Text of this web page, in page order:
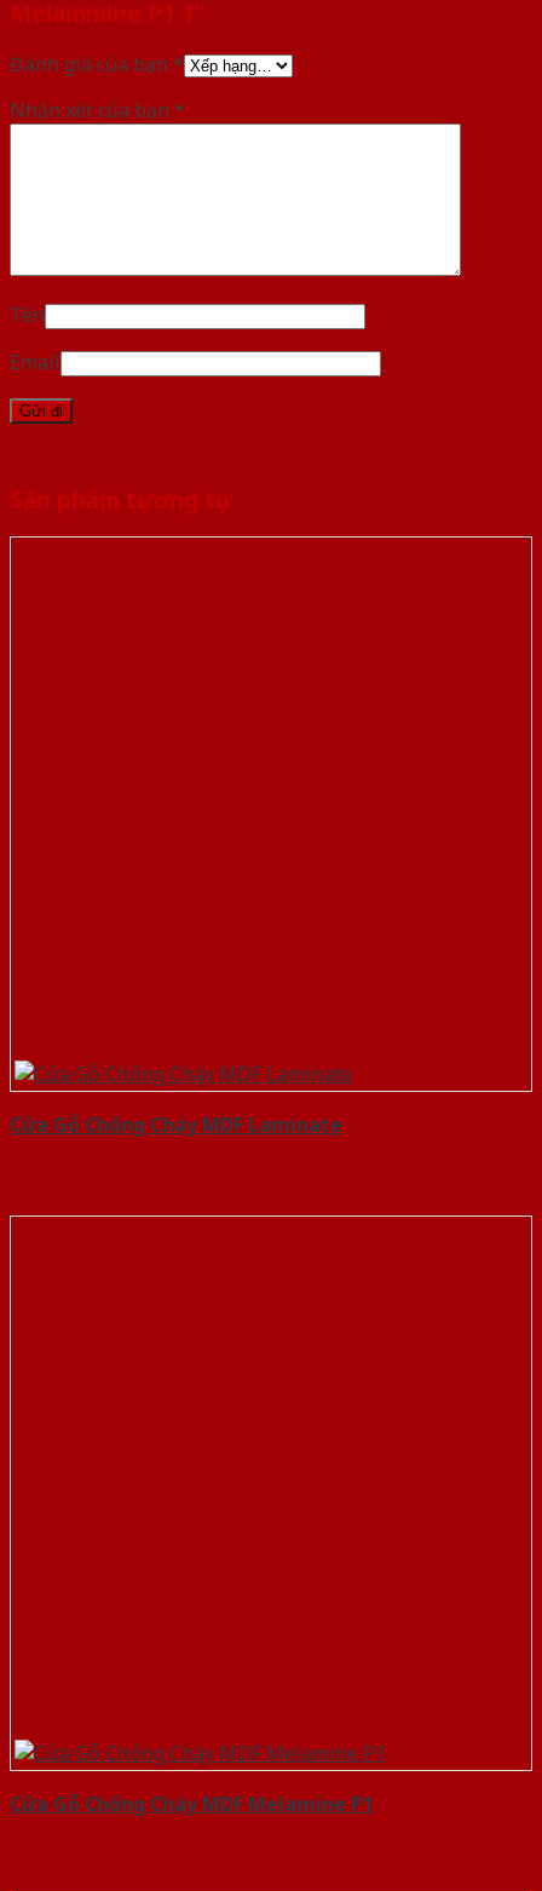
Melammine P1 1”
Đánh giá của bạn *
Nhận xét của bạn *
Tên
Email
Sản phẩm tương tự
Cửa Gỗ Chống Cháy MDF Laminate
Cửa Gỗ Chống Cháy MDF Melamine P1